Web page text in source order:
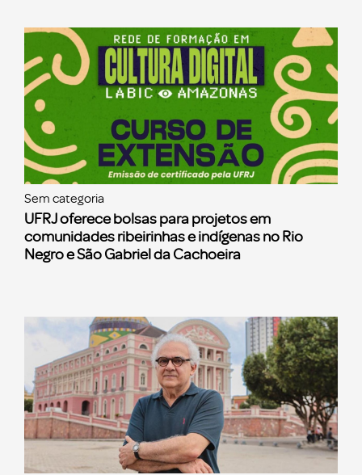
Sem categoria
UFRJ oferece bolsas para projetos em
comunidades ribeirinhas e indígenas no Rio
Negro e São Gabriel da Cachoeira